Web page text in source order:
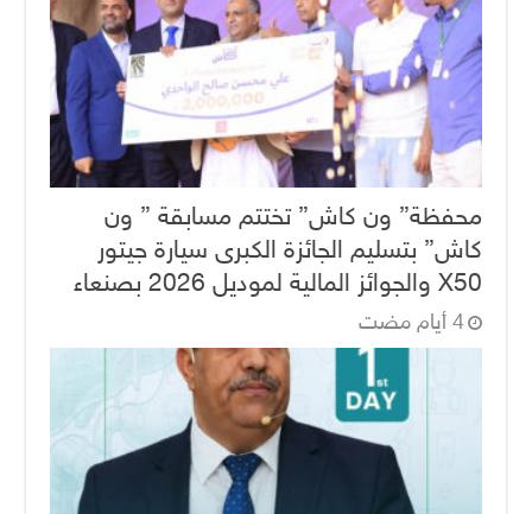
محفظة” ون كاش” تختتم مسابقة ” ون
كاش” بتسليم الجائزة الكبرى سيارة جيتور
X50 والجوائز المالية لموديل 2026 بصنعاء
‏4 أيام مضت